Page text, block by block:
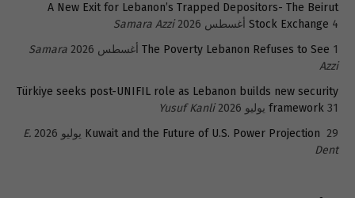
A New Exit for Lebanon’s Trapped Depositors- The Beirut
Stock Exchange 4 أغسطس 2026
Samara Azzi
The Poverty Lebanon Refuses to See 1 أغسطس 2026
Samara
Azzi
Türkiye seeks post-UNIFIL role as Lebanon builds new security
framework 31 يوليو 2026
Yusuf Kanli
Kuwait and the Future of U.S. Power Projection 29 يوليو 2026
E.
Dent